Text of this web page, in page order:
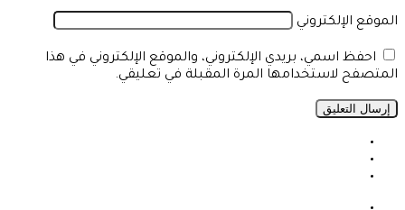
الموقع الإلكتروني
احفظ اسمي، بريدي الإلكتروني، والموقع الإلكتروني في هذا
المتصفح لاستخدامها المرة المقبلة في تعليقي.